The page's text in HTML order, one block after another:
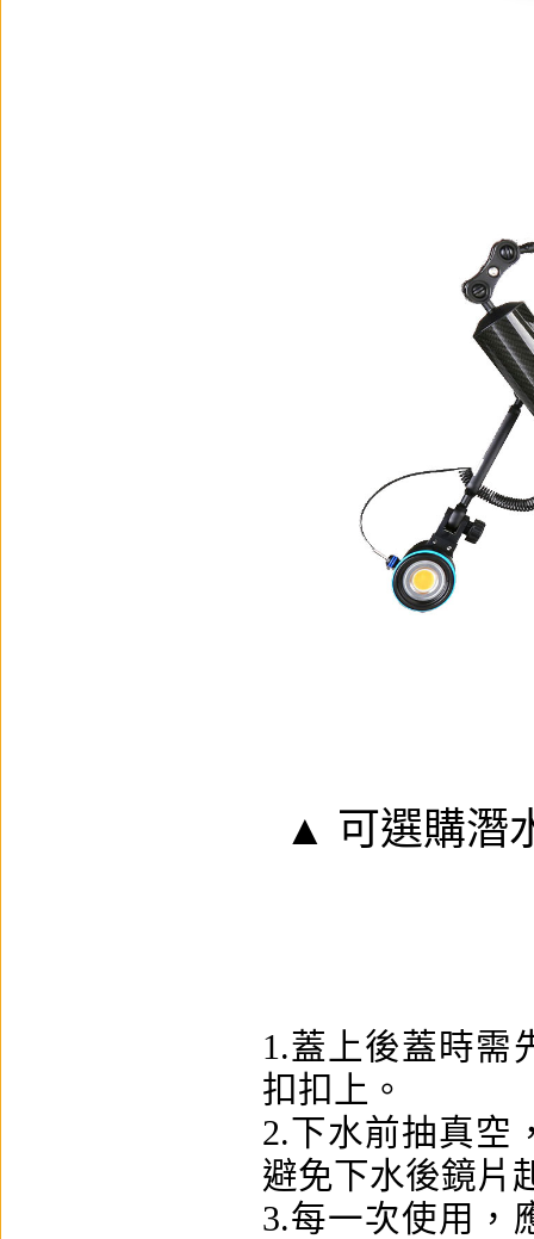
▲ 可選購潛
1.蓋上後蓋時需
扣扣上。
2.下水前抽真空
避免下水後鏡片
3.每一次使用，